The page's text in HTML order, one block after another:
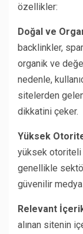
özellikler:
Doğal ve
backlinkler,
organik ve
nedenle,
sitelerden
dikkatini çeker.
Yüksek
yüksek
genellikle
güvenilir medya
Relevant
alınan sitenin